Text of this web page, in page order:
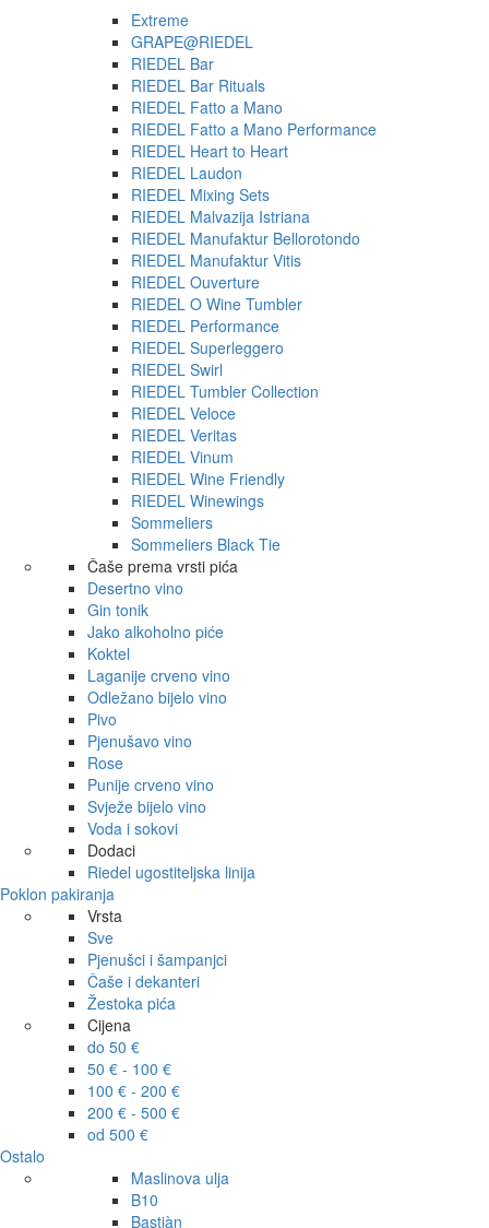
Extreme
GRAPE@RIEDEL
RIEDEL Bar
RIEDEL Bar Rituals
RIEDEL Fatto a Mano
RIEDEL Fatto a Mano Performance
RIEDEL Heart to Heart
RIEDEL Laudon
RIEDEL Mixing Sets
RIEDEL Malvazija Istriana
RIEDEL Manufaktur Bellorotondo
RIEDEL Manufaktur Vitis
RIEDEL Ouverture
RIEDEL O Wine Tumbler
RIEDEL Performance
RIEDEL Superleggero
RIEDEL Swirl
RIEDEL Tumbler Collection
RIEDEL Veloce
RIEDEL Veritas
RIEDEL Vinum
RIEDEL Wine Friendly
RIEDEL Winewings
Sommeliers
Sommeliers Black Tie
Čaše prema vrsti pića
Desertno vino
Gin tonik
Jako alkoholno piće
Koktel
Laganije crveno vino
Odležano bijelo vino
Pivo
Pjenušavo vino
Rose
Punije crveno vino
Svježe bijelo vino
Voda i sokovi
Dodaci
Riedel ugostiteljska linija
Poklon pakiranja
Vrsta
Sve
Pjenušci i šampanjci
Čaše i dekanteri
Žestoka pića
Cijena
do 50 €
50 € - 100 €
100 € - 200 €
200 € - 500 €
od 500 €
Ostalo
Maslinova ulja
B10
Bastiàn